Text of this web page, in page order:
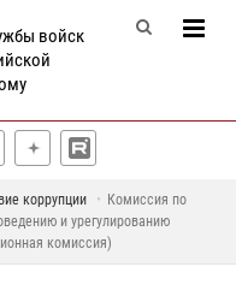
войск
коррупции
Комиссия по
и урегулированию
комиссия)